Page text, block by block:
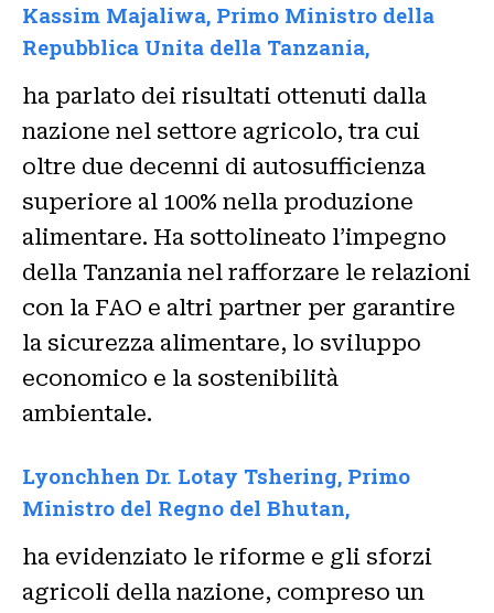
Kassim Majaliwa, Primo Ministro della
Repubblica Unita della Tanzania,
ha parlato dei risultati ottenuti dalla
nazione nel settore agricolo, tra cui
oltre due decenni di autosufficienza
superiore al 100% nella produzione
alimentare. Ha sottolineato l’impegno
della Tanzania nel rafforzare le relazioni
con la FAO e altri partner per garantire
la sicurezza alimentare, lo sviluppo
economico e la sostenibilità
ambientale.
Lyonchhen Dr. Lotay Tshering, Primo
Ministro del Regno del Bhutan,
ha evidenziato le riforme e gli sforzi
agricoli della nazione, compreso un